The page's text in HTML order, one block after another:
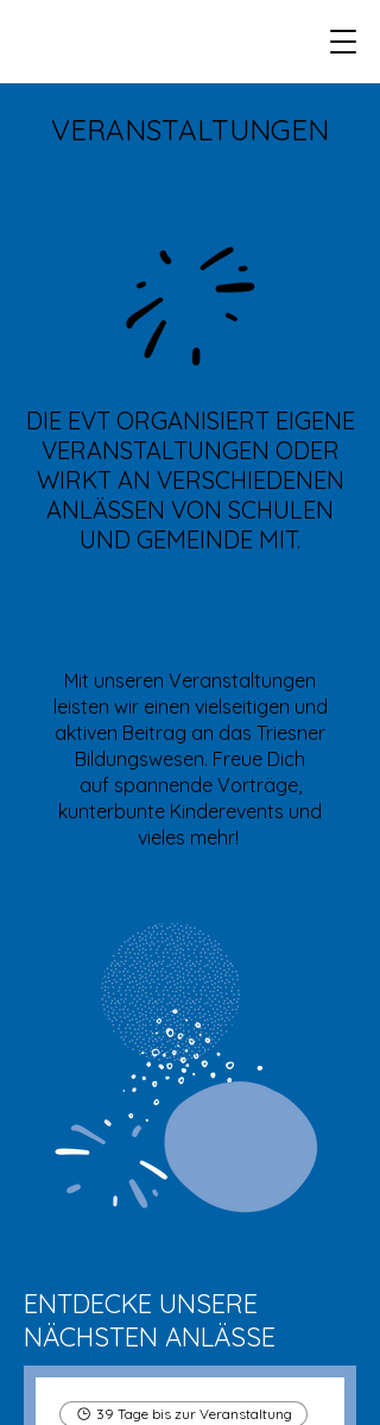
VERANSTALTUNGEN
DIE EVT ORGANISIERT EIGENE
VERANSTALTUNGEN ODER
WIRKT AN VERSCHIEDENEN
ANLÄSSEN VON SCHULEN
UND GEMEINDE MIT.
Mit unseren Veranstaltungen
leisten wir einen vielseitigen und
aktiven Beitrag an das Triesner
Bildungswesen. Freue Dich
auf spannende Vorträge,
kunterbunte Kinderevents und
vieles mehr!
ENTDECKE UNSERE
NÄCHSTEN ANLÄSSE
39 Tage bis zur Veranstaltung